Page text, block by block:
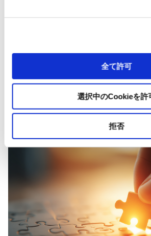
全て許可
選択中のCookieを許
拒否
取扱製品
FAシステム、冷熱ビルシステム、半導
に、多様なニーズに応える最新の製品・
ています。